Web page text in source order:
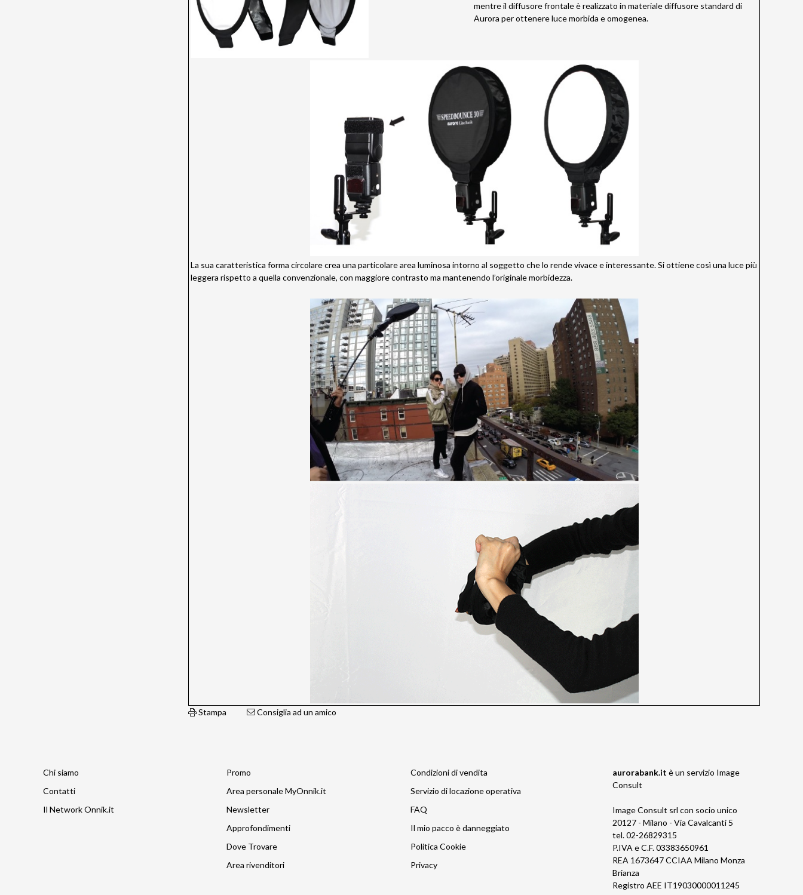
mentre il diffusore frontale è realizzato in materiale diffusore standard di
Aurora per ottenere luce morbida e omogenea.
La sua caratteristica forma circolare crea una particolare area luminosa intorno al soggetto che lo rende vivace e interessante. Si ottiene così una luce più
leggera rispetto a quella convenzionale, con maggiore contrasto ma mantenendo l’originale morbidezza.
Stampa Consiglia ad un amico
Chi siamo
Contatti
Il Network Onnik.it
Promo
Area personale MyOnnik.it
Newsletter
Approfondimenti
Dove Trovare
Area rivenditori
Condizioni di vendita
Servizio di locazione operativa
FAQ
Il mio pacco è danneggiato
Politica Cookie
Privacy
aurorabank.it è un servizio Image
Consult
Image Consult srl con socio unico
20127 - Milano - Via Cavalcanti 5
tel. 02-26829315
P.IVA e C.F. 03383650961
REA 1673647 CCIAA Milano Monza
Brianza
Registro AEE IT19030000011245